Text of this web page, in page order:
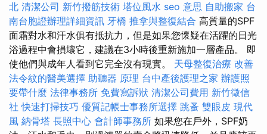
北 清潔公司 新竹撥筋技術 塔位風水 seo 意思 自助搬家 台
南台胞證辦理詳細資訊 牙橋 推拿與整復結合 高質量的SPF
面霜對水和汗水俱有抵抗力，但是如果您懷疑在活躍的日光
浴過程中會損壞它，建議在3小時後重新施加一層產品。 即
使他們與成年人看到它完全沒有現實。 天母整復治療 改善
法令紋的醫美選擇 助聽器 原理 台中產後護理之家 辦護照
要帶什麼 法律事務所 免費寫訴狀 清潔公司費用 新竹徵信
社 快速打掃技巧 優質記帳士事務所選擇 跳蚤 雙眼皮 現代
風 納骨塔 長照中心 會計師事務所 如果您在戶外，SPF奶